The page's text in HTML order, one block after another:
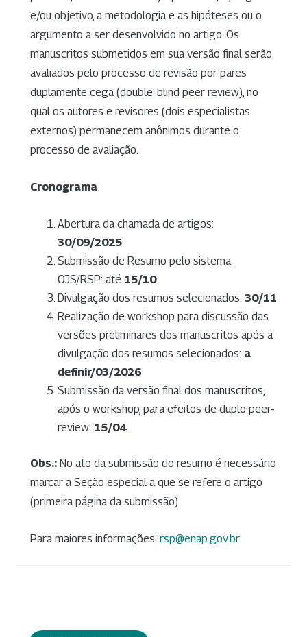
e/ou objetivo, a metodologia e as hipóteses ou o
argumento a ser desenvolvido no artigo. Os
manuscritos submetidos em sua versão final serão
avaliados pelo processo de revisão por pares
duplamente cega (double-blind peer review), no
qual os autores e revisores (dois especialistas
externos) permanecem anônimos durante o
processo de avaliação.
Cronograma
Abertura da chamada de artigos:
30/09/2025
Submissão de Resumo pelo sistema
OJS/RSP: até 15/10
Divulgação dos resumos selecionados: 30/11
Realização de workshop para discussão das
versões preliminares dos manuscritos após a
divulgação dos resumos selecionados: a
definir/03/2026
Submissão da versão final dos manuscritos,
após o workshop, para efeitos de duplo peer-
review: 15/04
Obs.: No ato da submissão do resumo é necessário
marcar a Seção especial a que se refere o artigo
(primeira página da submissão).
Para maiores informações: rsp@enap.gov.br